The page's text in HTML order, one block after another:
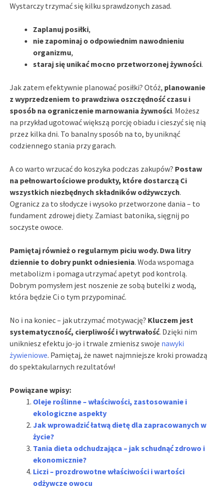
Wystarczy trzymać się kilku sprawdzonych zasad.
Zaplanuj posiłki,
nie zapominaj o odpowiednim nawodnieniu
organizmu,
staraj się unikać mocno przetworzonej żywności.
Jak zatem efektywnie planować posiłki? Otóż, planowanie
z wyprzedzeniem to prawdziwa oszczędność czasu i
sposób na ograniczenie marnowania żywności. Możesz
na przykład ugotować większą porcję obiadu i cieszyć się nią
przez kilka dni. To banalny sposób na to, by uniknąć
codziennego stania przy garach.
A co warto wrzucać do koszyka podczas zakupów? Postaw
na pełnowartościowe produkty, które dostarczą Ci
wszystkich niezbędnych składników odżywczych.
Ogranicz za to słodycze i wysoko przetworzone dania – to
fundament zdrowej diety. Zamiast batonika, sięgnij po
soczyste owoce.
Pamiętaj również o regularnym piciu wody. Dwa litry
dziennie to dobry punkt odniesienia. Woda wspomaga
metabolizm i pomaga utrzymać apetyt pod kontrolą.
Dobrym pomysłem jest noszenie ze sobą butelki z wodą,
która będzie Ci o tym przypominać.
No i na koniec – jak utrzymać motywację? Kluczem jest
systematyczność, cierpliwość i wytrwałość. Dzięki nim
unikniesz efektu jo-jo i trwale zmienisz swoje nawyki
żywieniowe. Pamiętaj, że nawet najmniejsze kroki prowadzą
do spektakularnych rezultatów!
Powiązane wpisy:
Oleje roślinne – właściwości, zastosowanie i
ekologiczne aspekty
Jak wprowadzić łatwą dietę dla zapracowanych w
życie?
Tania dieta odchudzająca – jak schudnąć zdrowo i
ekonomicznie?
Liczi – prozdrowotne właściwości i wartości
odżywcze owocu